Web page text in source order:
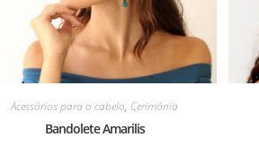
Acessórios para o cabelo, Cerimónia
Bandolete Amarilis